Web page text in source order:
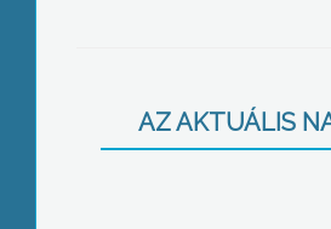
AZ AKTUÁLIS